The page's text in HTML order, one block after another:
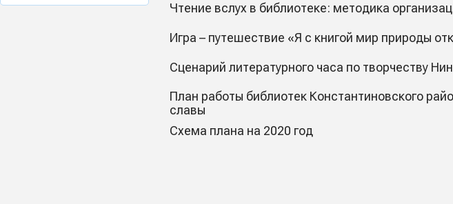
Чтение вслух в библиотеке: методика
Игра – путешествие «Я с книгой мир природы
Сценарий литературного часа по творчеству
План работы библиотек Константиновского
славы
Схема плана на 2020 год